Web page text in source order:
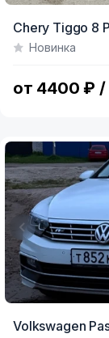
of
Chery Tiggo 8
Новинка
от 4400 ₽ /
Volkswagen